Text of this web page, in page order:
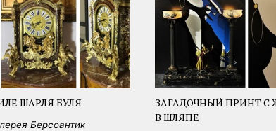
ШАРЛЯ БУЛЯ
Берсоантик
ЗАГАДОЧНЫЙ ПРИНТ
В ШЛЯПЕ